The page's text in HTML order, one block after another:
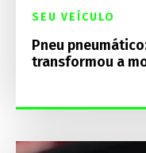
SEU VEÍCULO
Pneu
transformou a